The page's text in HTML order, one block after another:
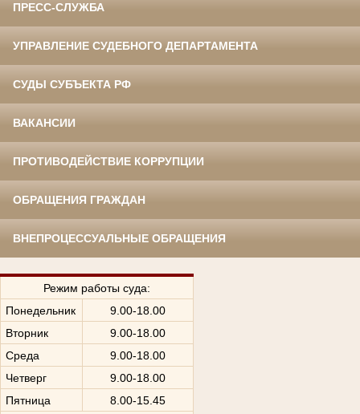
ПРЕСС-СЛУЖБА
УПРАВЛЕНИЕ СУДЕБНОГО ДЕПАРТАМЕНТА
СУДЫ СУБЪЕКТА РФ
ВАКАНСИИ
ПРОТИВОДЕЙСТВИЕ КОРРУПЦИИ
ОБРАЩЕНИЯ ГРАЖДАН
ВНЕПРОЦЕССУАЛЬНЫЕ ОБРАЩЕНИЯ
Режим работы суда:
Понедельник
9.00-18.00
Вторник
9.00-18.00
Среда
9.00-18.00
Четверг
9.00-18.00
Пятница
8.00-15.45